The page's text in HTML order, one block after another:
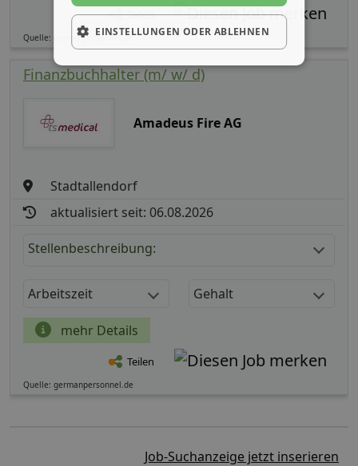
Teilen
Quelle: germanpersonnel.de
Finanzbuchhalter (m/ w/ d)
Amadeus Fire AG
Stadtallendorf
aktualisiert seit: 06.08.2026
Stellenbeschreibung:
Arbeitszeit Gehalt
mehr Details
Teilen
Quelle: germanpersonnel.de
Job-Suchanzeige jetzt inserieren
EINSTELLUNGEN ODER ABLEHNEN